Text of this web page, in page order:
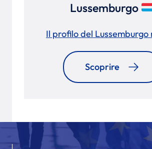
Lussemburgo
Il profilo del Lussemburgo
Scoprire